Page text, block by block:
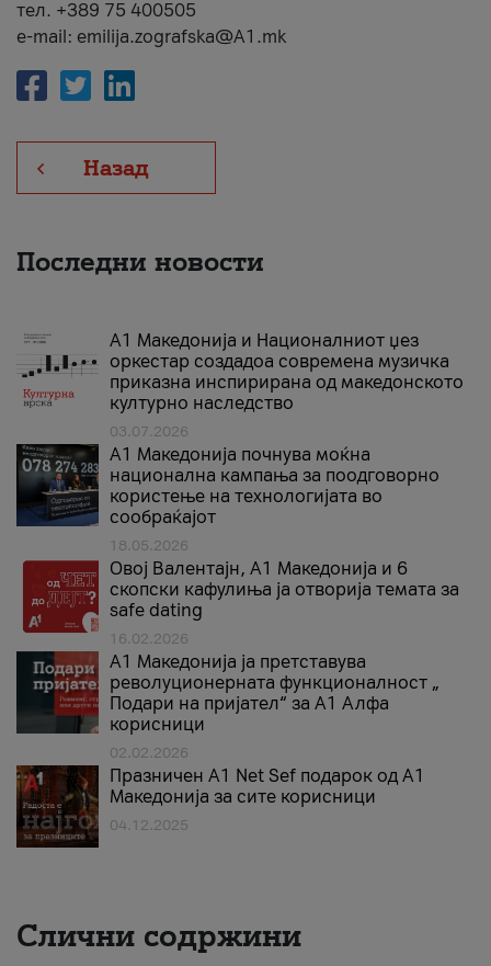
тел. +389 75 400505
e-mail: emilija.zografska@A1.mk
Назад
Последни новости
А1 Македонија и Националниот џез
оркестар создадоа современа музичка
приказна инспирирана од македонското
културно наследство
03.07.2026
A1 Македонија почнува моќна
национална кампања за поодговорно
користење на технологијата во
сообраќајот
18.05.2026
Овој Валентајн, A1 Македонија и 6
скопски кафулиња ја отворија темата за
safe dating
16.02.2026
А1 Македонија ја претставува
револуционерната функционалност „
Подари на пријател“ за А1 Алфа
корисници
02.02.2026
Празничен A1 Net Sеf подарок од А1
Македонија за сите корисници
04.12.2025
Слични содржини